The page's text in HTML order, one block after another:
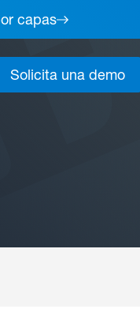
capas
Solicita una demo